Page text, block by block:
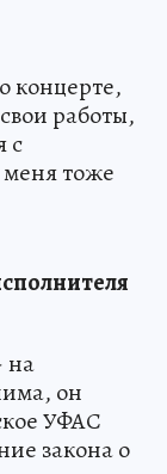
концерте,
работы,
с
тоже
на
он
УФАС
закона о